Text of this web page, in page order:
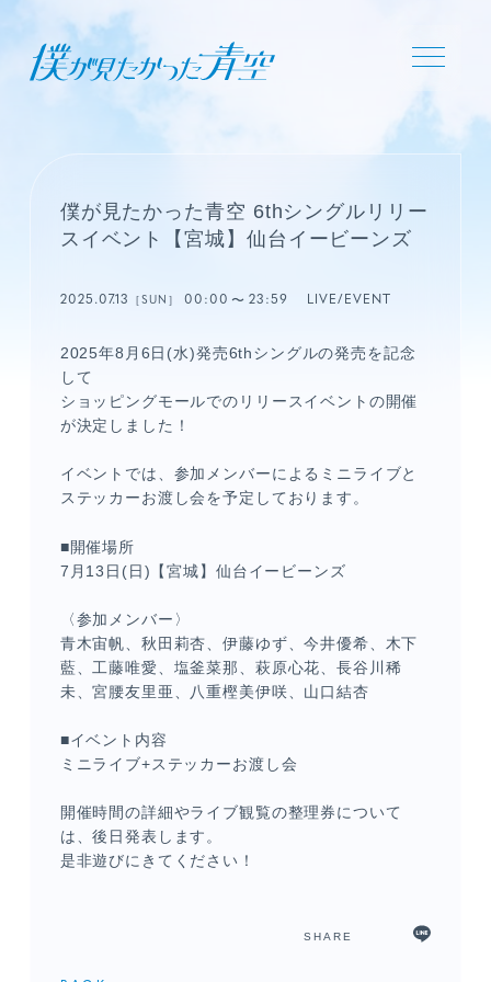
僕が見たかった青空 6thシングルリリー
スイベント【宮城】仙台イービーンズ
2025.07.13 ［SUN］00:00 23:59 LIVE/EVENT
2025年8月6日(水)発売6thシングルの発売を記念
して
ショッピングモールでのリリースイベントの開催
が決定しました！
イベントでは、参加メンバーによるミニライブと
ステッカーお渡し会を予定しております。
■開催場所
7月13日(日)【宮城】仙台イービーンズ
〈参加メンバー〉
青木宙帆、秋田莉杏、伊藤ゆず、今井優希、木下
藍、工藤唯愛、塩釜菜那、萩原心花、長谷川稀
未、宮腰友里亜、八重樫美伊咲、山口結杏
■イベント内容
ミニライブ+ステッカーお渡し会
開催時間の詳細やライブ観覧の整理券について
は、後日発表します。
是非遊びにきてください！
SHARE